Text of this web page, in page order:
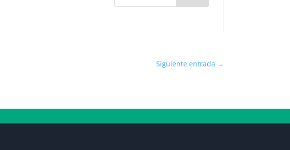
Siguiente entrada →